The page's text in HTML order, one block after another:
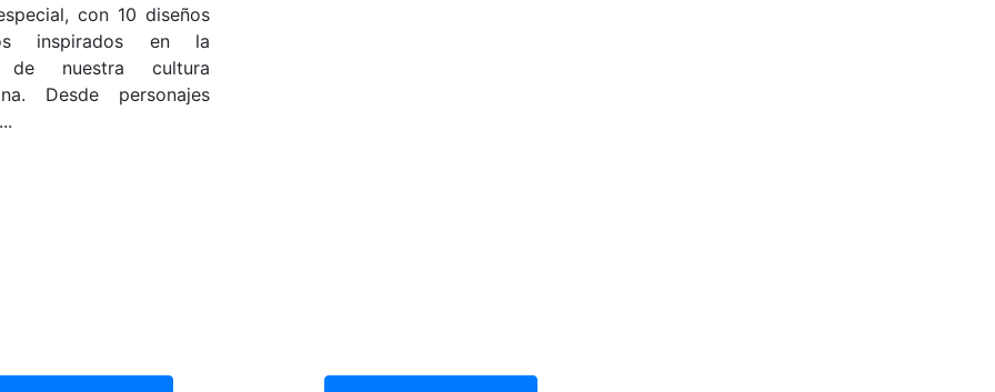
con 10 diseños
inspirados en la
de nuestra cultura
Desde personajes